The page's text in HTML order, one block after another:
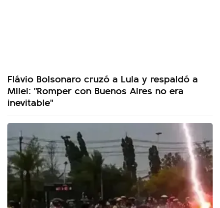
Flávio Bolsonaro cruzó a Lula y respaldó a
Milei: "Romper con Buenos Aires no era
inevitable"